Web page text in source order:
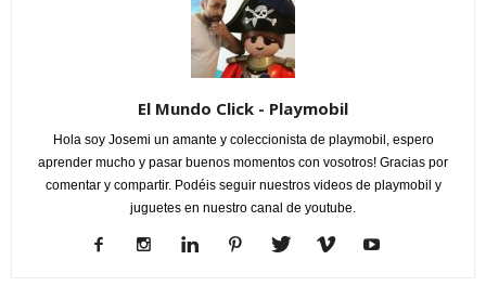
El Mundo Click - Playmobil
Hola soy Josemi un amante y coleccionista de playmobil, espero
aprender mucho y pasar buenos momentos con vosotros! Gracias por
comentar y compartir. Podéis seguir nuestros videos de playmobil y
juguetes en nuestro canal de youtube.